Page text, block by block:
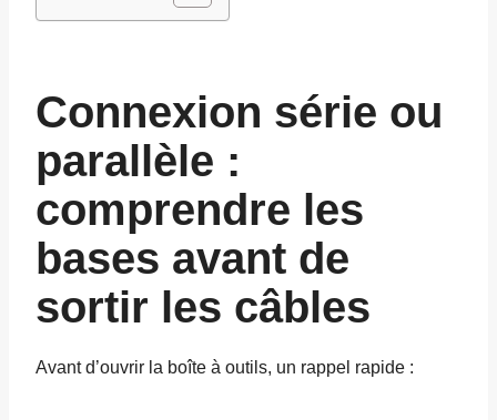
Connexion série ou
parallèle :
comprendre les
bases avant de
sortir les câbles
Avant d’ouvrir la boîte à outils, un rappel rapide :